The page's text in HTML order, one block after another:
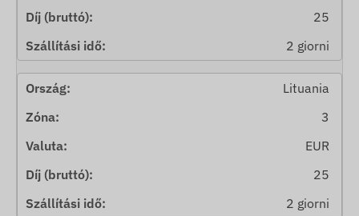
25
2 giorni
Lituania
3
EUR
25
2 giorni